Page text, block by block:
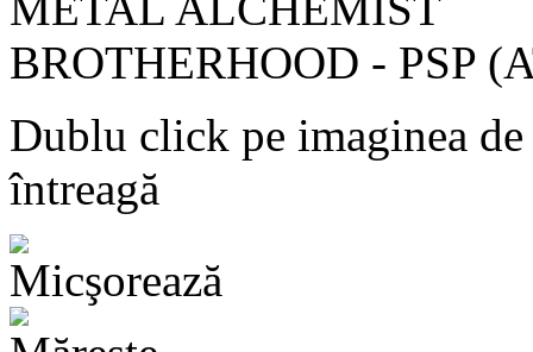
Dublu click pe imaginea de
întreagă